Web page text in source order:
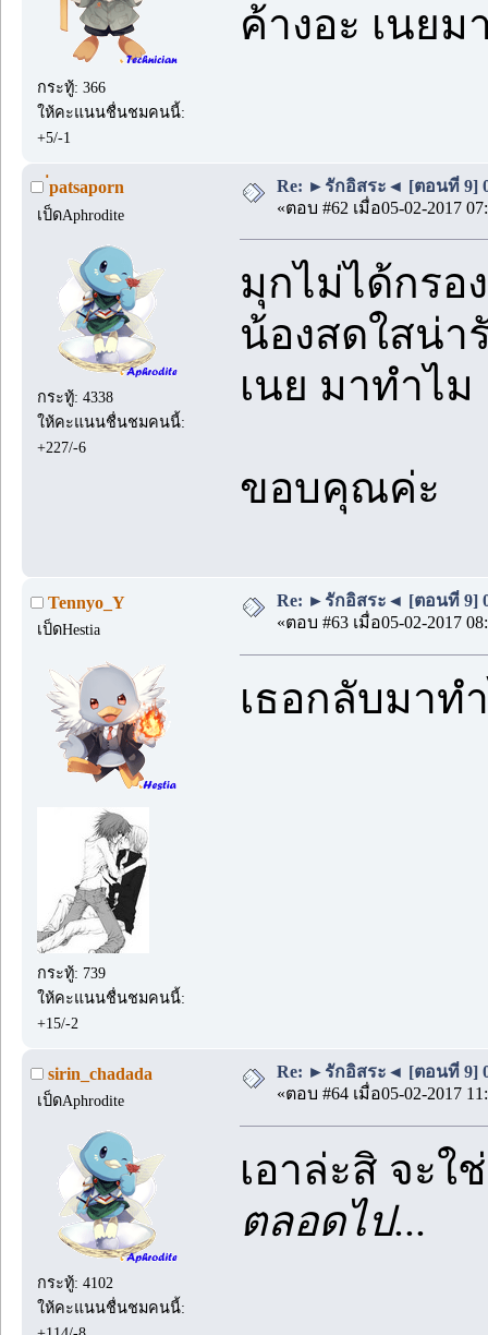
กระทู้: 366
ให้คะแนนชื่นชมคนนี้:
+5/-1
ค้างอะ เนย
่patsaporn
เป็ดAphrodite
กระทู้: 4338
ให้คะแนนชื่นชมคนนี้:
+227/-6
Re: ►รักอิสระ◄ [ตอนที่ 9]
«ตอบ #62 เมื่อ05-02-2017
มุกไม่ได้กรอ
น้องสดใสน่า
เนย มาทำไม
ขอบคุณค่ะ
Tennyo_Y
เป็ดHestia
กระทู้: 739
ให้คะแนนชื่นชมคนนี้:
+15/-2
Re: ►รักอิสระ◄ [ตอนที่ 9]
«ตอบ #63 เมื่อ05-02-2017
เธอกลับมาท
sirin_chadada
เป็ดAphrodite
กระทู้: 4102
ให้คะแนนชื่นชมคนนี้:
Re: ►รักอิสระ◄ [ตอนที่ 9]
«ตอบ #64 เมื่อ05-02-2017
เอาล่ะสิ จะ
ตลอดไป...